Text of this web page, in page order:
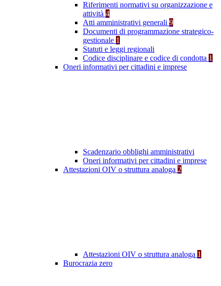
Riferimenti normativi su organizzazione e
attività 4
Atti amministrativi generali 9
Documenti di programmazione strategico-
gestionale 1
Statuti e leggi regionali
Codice disciplinare e codice di condotta 1
Oneri informativi per cittadini e imprese
Scadenzario obblighi amministrativi
Oneri informativi per cittadini e imprese
Attestazioni OIV o struttura analoga 2
Attestazioni OIV o struttura analoga 1
Burocrazia zero